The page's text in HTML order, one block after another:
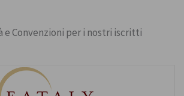
Convenzioni per i nostri iscritti